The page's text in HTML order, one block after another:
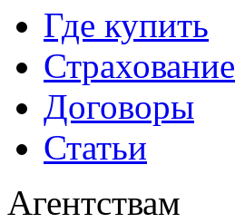
Где купить
Страхование
Договоры
Статьи
Агентствам